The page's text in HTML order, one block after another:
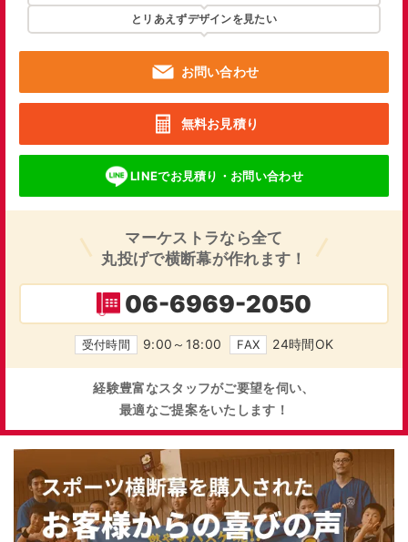
とリあえずデザインを見たい
お問い合わせ
無料お見積り
LINEでお見積り・お問い合わせ
マーケストラなら全て
丸投げで横断幕が作れます！
06-6969-2050
受付時間 9:00～18:00 FAX 24時間OK
経験豊富なスタッフがご要望を伺い、
最適なご提案をいたします！